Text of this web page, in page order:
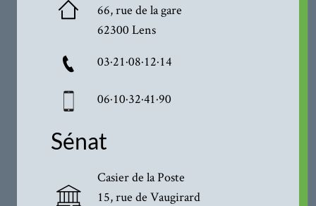
66, rue de la gare
62300 Lens
03·21·08·12·14
06·10·32·41·90
Sénat
Casier de la Poste
15, rue de Vaugirard